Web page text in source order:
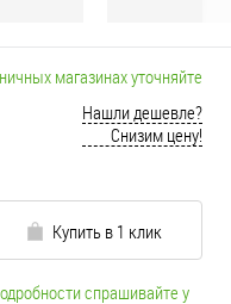
магазинах уточняйте
Нашли дешевле?
Снизим цену!
Купить в 1 клик
спрашивайте у